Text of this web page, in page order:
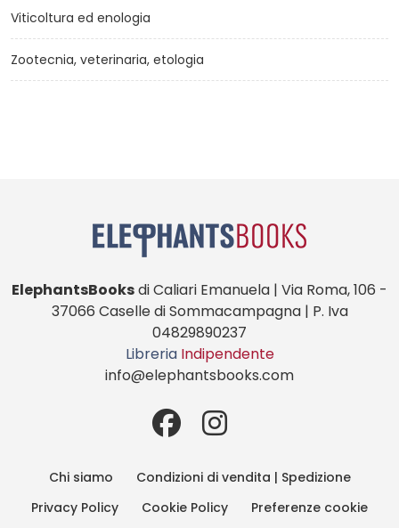
Viticoltura ed enologia
Zootecnia, veterinaria, etologia
ElephantsBooksdi Caliari Emanuela | Via Roma, 106 -
37066 Caselle di Sommacampagna | P. Iva
04829890237
Libreria Indipendente
info@elephantsbooks.com
Chi siamo
Condizioni di vendita | Spedizione
Privacy Policy
Cookie Policy Preferenze cookie